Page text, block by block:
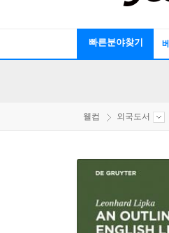
빠른분야찾기
웰컴 외국도서